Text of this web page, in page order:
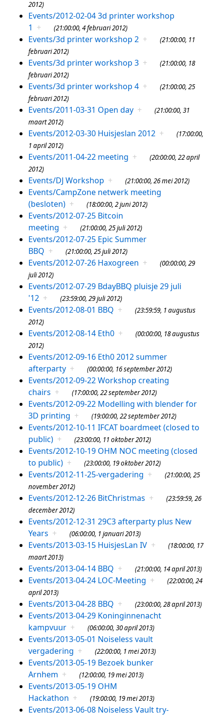
2012)
Events/2012-02-04 3d printer workshop
1 + (21:00:00, 4 februari 2012)
Events/3d printer workshop 2 +
(21:00:00, 11
februari 2012)
Events/3d printer workshop 3 +
(21:00:00, 18
februari 2012)
Events/3d printer workshop 4 +
(21:00:00, 25
februari 2012)
Events/2011-03-31 Open day +
(21:00:00, 31
maart 2012)
Events/2012-03-30 Huisjeslan 2012 +
(17:00:00,
1 april 2012)
Events/2011-04-22 meeting +
(20:00:00, 22 april
2012)
Events/DJ Workshop + (21:00:00, 26 mei 2012)
Events/CampZone netwerk meeting
(besloten) + (18:00:00, 2 juni 2012)
Events/2012-07-25 Bitcoin
meeting + (21:00:00, 25 juli 2012)
Events/2012-07-25 Epic Summer
BBQ + (21:00:00, 25 juli 2012)
Events/2012-07-26 Haxogreen +
(00:00:00, 29
juli 2012)
Events/2012-07-29 BdayBBQ pluisje 29 juli
'12 + (23:59:00, 29 juli 2012)
Events/2012-08-01 BBQ +
(23:59:59, 1 augustus
2012)
Events/2012-08-14 Eth0 +
(00:00:00, 18 augustus
2012)
Events/2012-09-16 Eth0 2012 summer
afterparty + (00:00:00, 16 september 2012)
Events/2012-09-22 Workshop creating
chairs + (17:00:00, 22 september 2012)
Events/2012-09-22 Modelling with blender for
3D printing + (19:00:00, 22 september 2012)
Events/2012-10-11 IFCAT boardmeet (closed to
public) + (23:00:00, 11 oktober 2012)
Events/2012-10-19 OHM NOC meeting (closed
to public) + (23:00:00, 19 oktober 2012)
Events/2012-11-25-vergadering +
(21:00:00, 25
november 2012)
Events/2012-12-26 BitChristmas +
(23:59:59, 26
december 2012)
Events/2012-12-31 29C3 afterparty plus New
Years + (06:00:00, 1 januari 2013)
Events/2013-03-15 HuisjesLan IV +
(18:00:00, 17
maart 2013)
Events/2013-04-14 BBQ + (21:00:00, 14 april 2013)
Events/2013-04-24 LOC-Meeting +
(22:00:00, 24
april 2013)
Events/2013-04-28 BBQ + (23:00:00, 28 april 2013)
Events/2013-04-29 Koninginnenacht
kampvuur + (06:00:00, 30 april 2013)
Events/2013-05-01 Noiseless vault
vergadering + (22:00:00, 1 mei 2013)
Events/2013-05-19 Bezoek bunker
Arnhem + (12:00:00, 19 mei 2013)
Events/2013-05-19 OHM
Hackathon + (19:00:00, 19 mei 2013)
Events/2013-06-08 Noiseless Vault try-